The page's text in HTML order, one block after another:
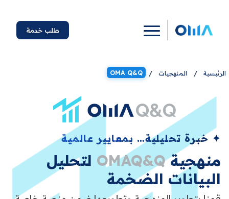
طلب خدمة
الرئيسية / المنهجيات /
OMA Q&Q
✦ خبرة تحليلية… بمعايير عالمية
منهجيةOMAQ&Q لتحليل
البيانات الضخمة